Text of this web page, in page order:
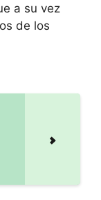
a su vez
de los